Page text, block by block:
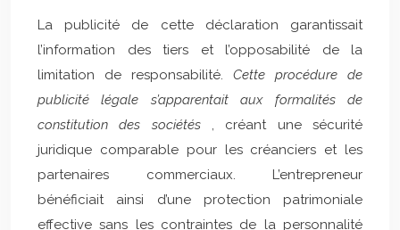
La publicité de cette déclaration garantissait
l’information des tiers et l’opposabilité de la
limitation de responsabilité. Cette procédure de
publicité légale s’apparentait aux formalités de
constitution des sociétés , créant une sécurité
juridique comparable pour les créanciers et les
partenaires commerciaux. L’entrepreneur
bénéficiait ainsi d’une protection patrimoniale
effective sans les contraintes de la personnalité